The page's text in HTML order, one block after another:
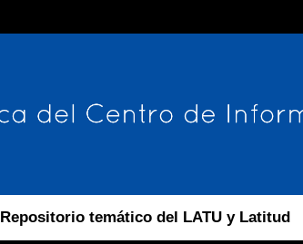
Repositorio temático del LATU y Latitud